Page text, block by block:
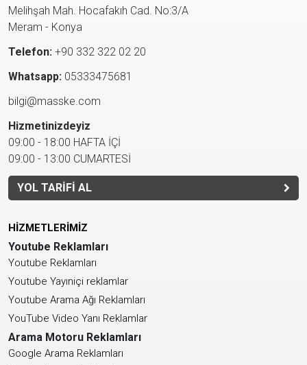
Melihşah Mah. Hocafakıh Cad. No:3/A
Meram - Konya
Telefon: +90 332 322 02 20
Whatsapp: 05333475681
bilgi@masske.com
Hizmetinizdeyiz
09:00 - 18:00 HAFTA İÇİ
09:00 - 13:00 CUMARTESİ
YOL TARİFİ AL
HİZMETLERİMİZ
Youtube Reklamları
Youtube Reklamları
Youtube Yayıniçi reklamlar
Youtube Arama Ağı Reklamları
YouTube Video Yanı Reklamlar
Arama Motoru Reklamları
Google Arama Reklamları